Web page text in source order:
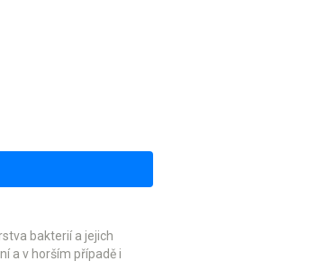
bakterií a jejich
a v horším případě i